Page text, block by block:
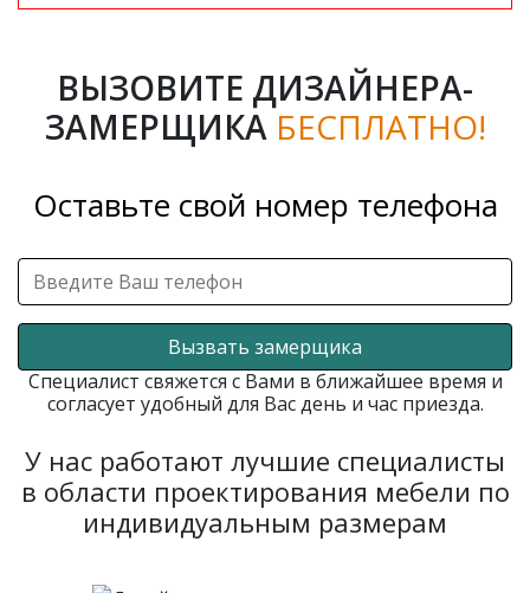
ВЫЗОВИТЕ ДИЗАЙНЕРА-
ЗАМЕРЩИКА БЕСПЛАТНО!
Оставьте свой номер телефона
Вызвать замерщика
Специалист свяжется с Вами в ближайшее время и
согласует удобный для Вас день и час приезда.
У нас работают лучшие специалисты
в области проектирования мебели по
индивидуальным размерам